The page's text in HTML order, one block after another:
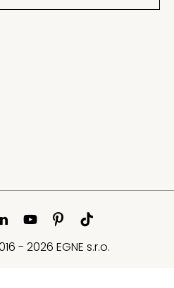
- 2026 EGNE s.r.o.